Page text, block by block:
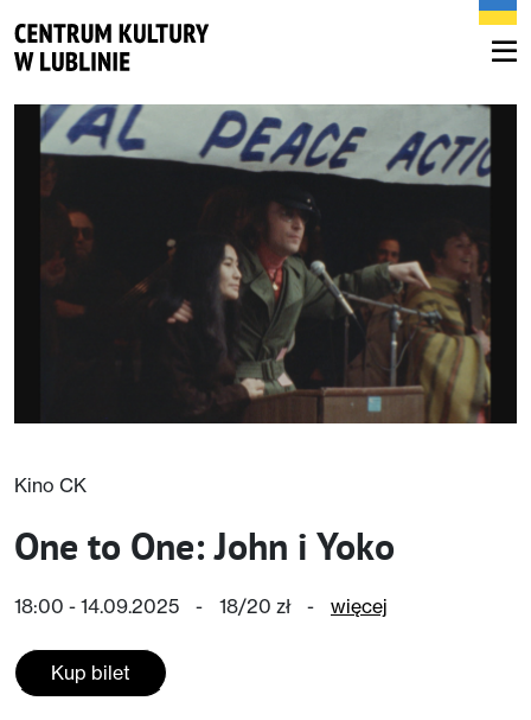
Kino CK
One to One: John i Yoko
18:00 - 14.09.2025 - 18/20 zł - więcej
Kup bilet